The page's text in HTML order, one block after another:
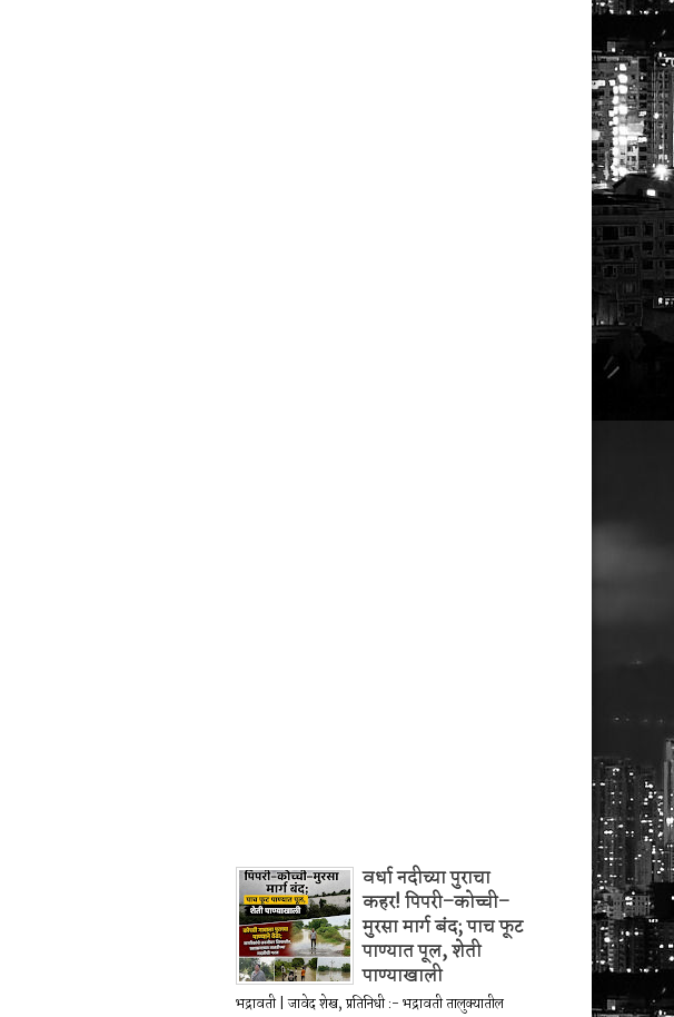
वर्धा नदीच्या पुराचा
कहर! पिपरी–कोच्ची–
मुरसा मार्ग बंद; पाच फूट
पाण्यात पूल, शेती
पाण्याखाली
भद्रावती | जावेद शेख, प्रतिनिधी :- भद्रावती तालुक्यातील